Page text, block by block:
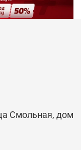
Смольная, дом